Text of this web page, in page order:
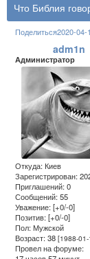
Что Библия
Поделиться2020-04-
adm1n
Администратор
Откуда: Киев
Зарегистрирован:
Приглашений:0
Сообщений:55
Уважение: [+0/-0]
Позитив: [+0/-0]
Пол: Мужской
Возраст:38[1988-
Провел на форуме: